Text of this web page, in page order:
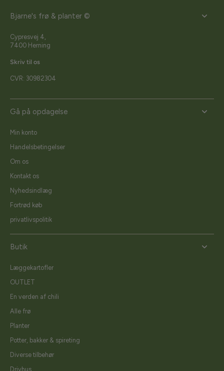
Bjarne's frø & planter ©
Cypresvej 4,
7400 Herning
Skriv til os
CVR: 30982304
Gå på opdagelse
Min konto
Handelsbetingelser
Om os
Kontakt os
Nyhedsindlæg
Fortrød køb
privatlivspolitik
Butik
Læggekartofler
OUTLET
En verden af chili
Alle frø
Planter
Potter, bakker & spireting
Diverse tilbehør
Drivhus